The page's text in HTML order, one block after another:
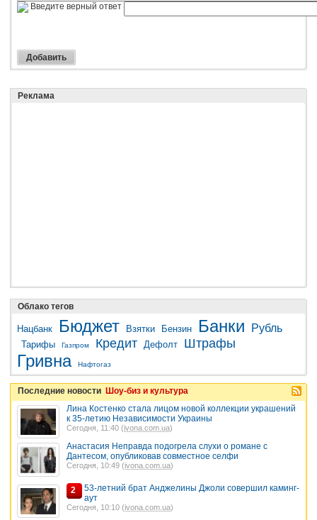
Введите верный ответ
Реклама
Облако тегов
Нацбанк Бюджет Взятки Бензин Банки Рубль
Тарифы Газпром Кредит Дефолт Штрафы
Гривна Нафтогаз
Последние новости Шоу-биз и культура
Лина Костенко стала лицом новой коллекции украшений
к 35-летию Независимости Украины
Сегодня, 11:40 (ivona.com.ua)
Анастасия Неправда подогрела слухи о романе с
Дантесом, опубликовав совместное селфи
Сегодня, 10:49 (ivona.com.ua)
2
53-летний брат Анджелины Джоли совершил каминг-
аут
Сегодня, 10:10 (ivona.com.ua)